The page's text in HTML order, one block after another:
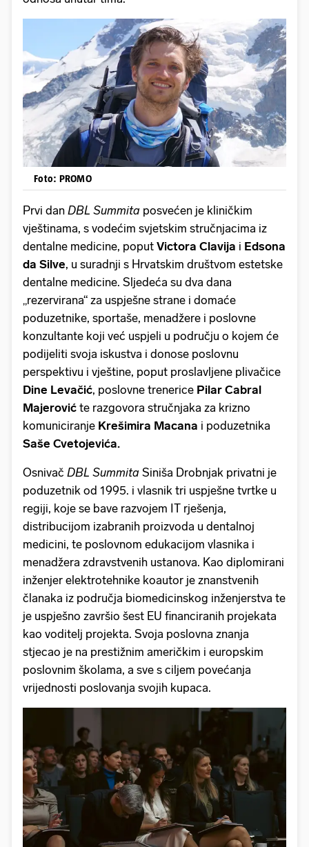
Foto: PROMO
Prvi dan DBL Summita posvećen je kliničkim
vještinama, s vodećim svjetskim stručnjacima iz
dentalne medicine, poput Victora Clavija i Edsona
da Silve, u suradnji s Hrvatskim društvom estetske
dentalne medicine. Sljedeća su dva dana
„rezervirana“ za uspješne strane i domaće
poduzetnike, sportaše, menadžere i poslovne
konzultante koji već uspjeli u području o kojem će
podijeliti svoja iskustva i donose poslovnu
perspektivu i vještine, poput proslavljene plivačice
Dine Levačić, poslovne trenerice Pilar Cabral
Majerović te razgovora stručnjaka za krizno
komuniciranje Krešimira Macana i poduzetnika
Saše Cvetojevića.
Osnivač DBL Summita Siniša Drobnjak privatni je
poduzetnik od 1995. i vlasnik tri uspješne tvrtke u
regiji, koje se bave razvojem IT rješenja,
distribucijom izabranih proizvoda u dentalnoj
medicini, te poslovnom edukacijom vlasnika i
menadžera zdravstvenih ustanova. Kao diplomirani
inženjer elektrotehnike koautor je znanstvenih
članaka iz područja biomedicinskog inženjerstva te
je uspješno završio šest EU financiranih projekata
kao voditelj projekta. Svoja poslovna znanja
stjecao je na prestižnim američkim i europskim
poslovnim školama, a sve s ciljem povećanja
vrijednosti poslovanja svojih kupaca.